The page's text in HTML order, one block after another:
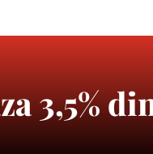
3,5%